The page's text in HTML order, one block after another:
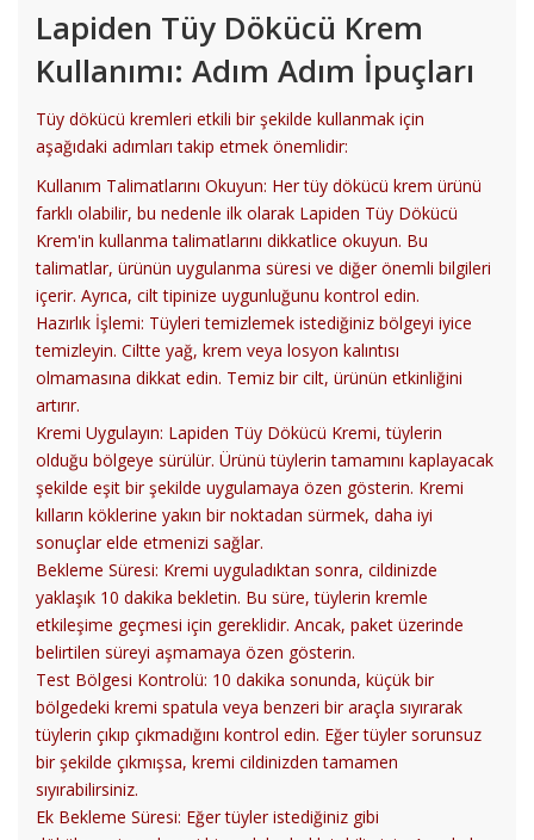
Lapiden Tüy Dökücü Krem
Kullanımı: Adım Adım İpuçları
Tüy dökücü kremleri etkili bir şekilde kullanmak için
aşağıdaki adımları takip etmek önemlidir:
Kullanım Talimatlarını Okuyun: Her tüy dökücü krem ürünü
farklı olabilir, bu nedenle ilk olarak Lapiden Tüy Dökücü
Krem'in kullanma talimatlarını dikkatlice okuyun. Bu
talimatlar, ürünün uygulanma süresi ve diğer önemli bilgileri
içerir. Ayrıca, cilt tipinize uygunluğunu kontrol edin.
Hazırlık İşlemi: Tüyleri temizlemek istediğiniz bölgeyi iyice
temizleyin. Ciltte yağ, krem veya losyon kalıntısı
olmamasına dikkat edin. Temiz bir cilt, ürünün etkinliğini
artırır.
Kremi Uygulayın: Lapiden Tüy Dökücü Kremi, tüylerin
olduğu bölgeye sürülür. Ürünü tüylerin tamamını kaplayacak
şekilde eşit bir şekilde uygulamaya özen gösterin. Kremi
kılların köklerine yakın bir noktadan sürmek, daha iyi
sonuçlar elde etmenizi sağlar.
Bekleme Süresi: Kremi uyguladıktan sonra, cildinizde
yaklaşık 10 dakika bekletin. Bu süre, tüylerin kremle
etkileşime geçmesi için gereklidir. Ancak, paket üzerinde
belirtilen süreyi aşmamaya özen gösterin.
Test Bölgesi Kontrolü: 10 dakika sonunda, küçük bir
bölgedeki kremi spatula veya benzeri bir araçla sıyırarak
tüylerin çıkıp çıkmadığını kontrol edin. Eğer tüyler sorunsuz
bir şekilde çıkmışsa, kremi cildinizden tamamen
sıyırabilirsiniz.
Ek Bekleme Süresi: Eğer tüyler istediğiniz gibi